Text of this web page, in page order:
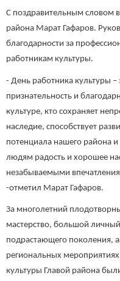
С поздравительным словом
района Марат Гафаров.
благодарности за
работникам культуры.
- День работника культуры
признательность и
культуре, кто сохраняет
наследие, способствует
потенциала нашего района
людям радость и хорошее
незабываемыми
-отметил Марат Гафаров.
За многолетний
мастерство, большой личный
подрастающего поколения,
региональных
культуры Главой района